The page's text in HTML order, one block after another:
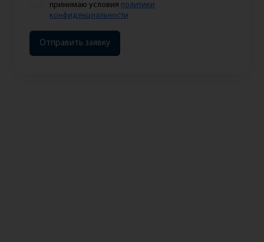
принимаю условия политики
конфиденциальности
Отправить заявку